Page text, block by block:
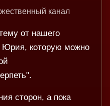
канал
от нашего
Юрия, которую можно
сторон, а пока